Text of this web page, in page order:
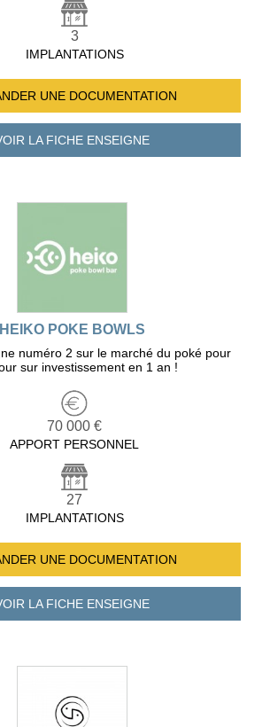
3
IMPLANTATIONS
UNE DOCUMENTATION
LA FICHEENSEIGNE
HEIKO POKE BOWLS
numéro 2 sur le marché du poké pour
sur investissement en 1 an !
70 000 €
APPORT PERSONNEL
27
IMPLANTATIONS
UNE DOCUMENTATION
LA FICHEENSEIGNE